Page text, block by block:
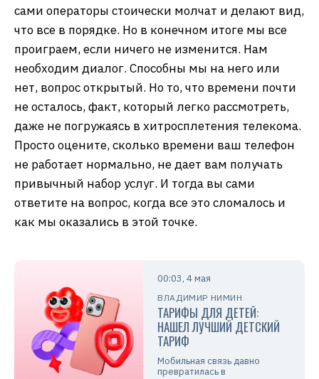
сами операторы стоически молчат и делают вид,
что все в порядке. Но в конечном итоге мы все
проиграем, если ничего не изменится. Нам
необходим диалог. Способны мы на него или
нет, вопрос открытый. Но то, что времени почти
не осталось, факт, который легко рассмотреть,
даже не погружаясь в хитросплетения телекома.
Просто оцените, сколько времени ваш телефон
не работает нормально, не дает вам получать
привычный набор услуг. И тогда вы сами
ответите на вопрос, когда все это сломалось и
как мы оказались в этой точке.
00:03, 4 мая
ВЛАДИМИР НИМИН
ТАРИФЫ ДЛЯ ДЕТЕЙ:
НАШЕЛ ЛУЧШИЙ ДЕТСКИЙ
ТАРИФ
Мобильная связь давно
превратилась в